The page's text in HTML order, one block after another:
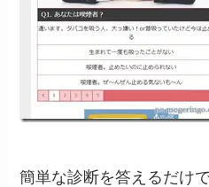
簡単な診断を答えるだけ